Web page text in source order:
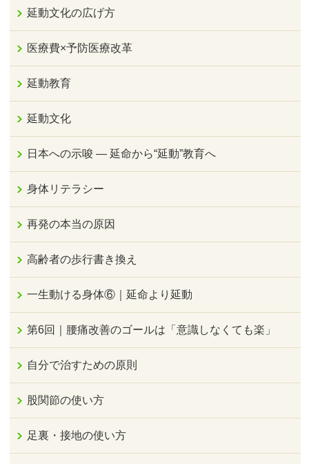
延動文化の広げ方
医療費×予防医療改革
延動教育
延動文化
日本への示唆 ― 延命から“延動”教育へ
身体リテラシー
再発の本当の原因
高齢者の歩行書き換え
一生動ける身体⑥｜延命より延動
第6回｜腰痛改善のゴールは「意識しなくても楽」
自分で治すための原則
股関節の使い方
足裏・接地の使い方